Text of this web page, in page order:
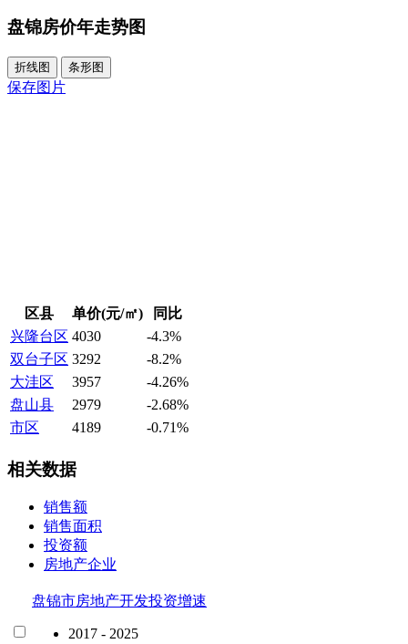
盘锦房价年走势图
折线图 条形图
保存图片
区县 单价(元/㎡)
同比
兴隆台区 4030
-4.3%
双台子区 3292
-8.2%
大洼区
3957
-4.26%
盘山县
2979
-2.68%
市区
4189 -0.71%
相关数据
销售额
销售面积
投资额
房地产企业
盘锦市房地产开发投资增速
2017 - 2025